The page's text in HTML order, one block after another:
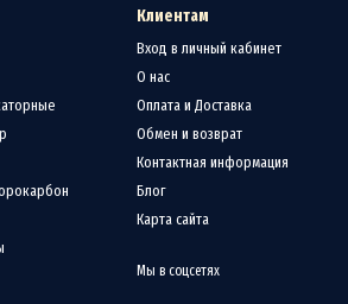
Клиентам
Вход в личный кабинет
О нас
Оплата и Доставка
Обмен и возврат
Контактная информация
Блог
Карта сайта
Мы в соцсетях